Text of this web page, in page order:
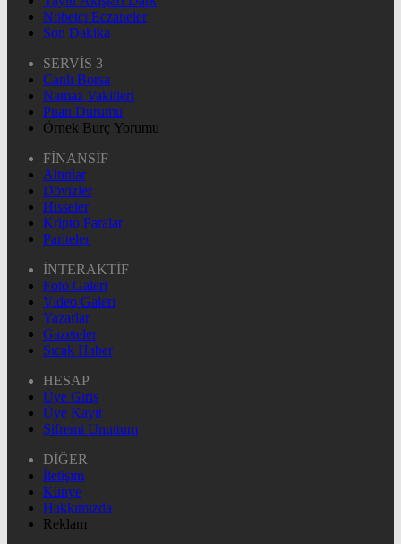
Nöbetçi Eczaneler
Son Dakika
SERVİS 3
Canlı Borsa
Namaz Vakitleri
Puan Durumu
Örnek Burç Yorumu
FİNANSİF
Altınlar
Dövizler
Hisseler
Kripto Paralar
Pariteler
İNTERAKTİF
Foto Galeri
Video Galeri
Yazarlar
Gazeteler
Sıcak Haber
HESAP
Üye Giriş
Üye Kayıt
Şifremi Unuttum
DİĞER
İletişim
Künye
Hakkımızda
Reklam